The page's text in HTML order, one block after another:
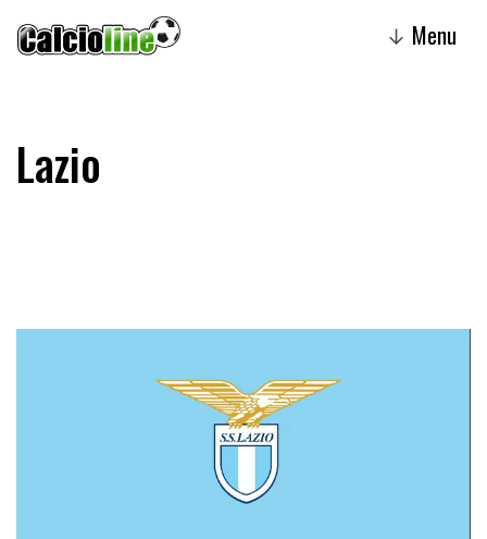
↓ Menu
Lazio